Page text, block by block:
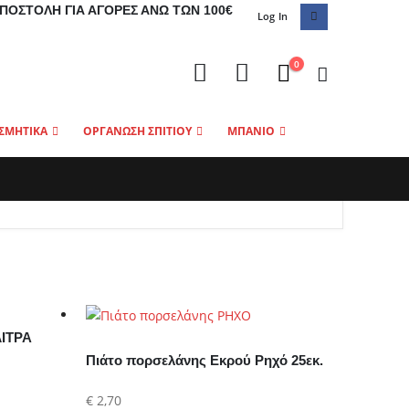
ΓΙΑ ΑΓΟΡΈΣ ΆΝΩ ΤΩΝ 100€ Log In
0
ΟΡΓΑΝΩΣΗ ΣΠΙΤΙΟΥ ΜΠΑΝΙΟ
Πιάτο πορσελάνης Εκρού Ρηχό 25εκ.
€ 2,70